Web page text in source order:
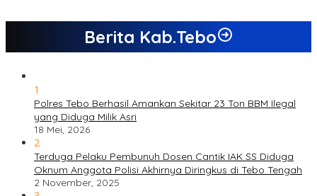
Berita Kab.Tebo
1
Polres Tebo Berhasil Amankan Sekitar 23 Ton BBM Ilegal
yang Diduga Milik Asri
18 Mei, 2026
2
Terduga Pelaku Pembunuh Dosen Cantik IAK SS Diduga
Oknum Anggota Polisi Akhirnya Diringkus di Tebo Tengah
2 November, 2025